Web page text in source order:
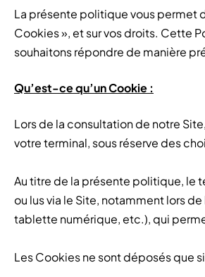
La présente politique vous permet
Cookies », et sur vos droits. Cette
souhaitons répondre de manière
Qu’est-ce qu’un Cookie :
Lors de la consultation de notre
votre terminal, sous réserve des
Au titre de la présente politique, le
ou lus via le Site, notamment lors
tablette numérique, etc.), qui
Les Cookies ne sont déposés que